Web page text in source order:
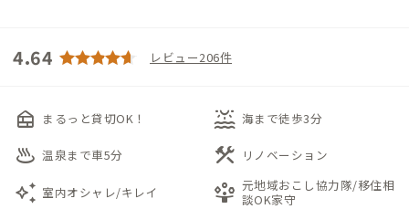
4.64 レビュー206件
nest_multi_room まるっと貸切OK！ water_lux 海まで徒歩3分
onsen 温泉まで車5分 construction リノベーション
auto_awesome 室内オシャレ/キレイ person_play 元地域おこし協力隊/移住相
談OK家守